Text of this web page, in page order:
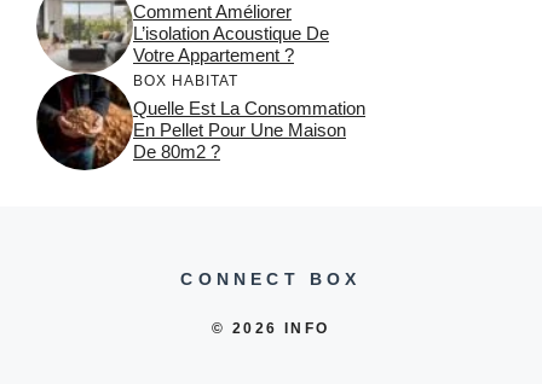
Comment Améliorer
L’isolation Acoustique De
Votre Appartement ?
BOX HABITAT
Quelle Est La Consommation
En Pellet Pour Une Maison
De 80m2 ?
CONNECT BOX
© 2026 INFO